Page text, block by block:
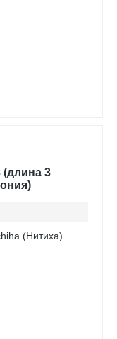
3
(Нитиха)